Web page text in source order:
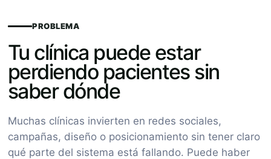
PROBLEMA
Tu clínica puede estar
perdiendo pacientes sin
saber dónde
Muchas clínicas invierten en redes sociales,
campañas, diseño o posicionamiento sin tener claro
qué parte del sistema está fallando. Puede haber